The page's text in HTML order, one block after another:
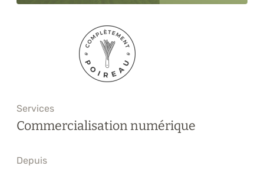
Carrière
Nous joindre
Services
Commercialisation numérique
Depuis